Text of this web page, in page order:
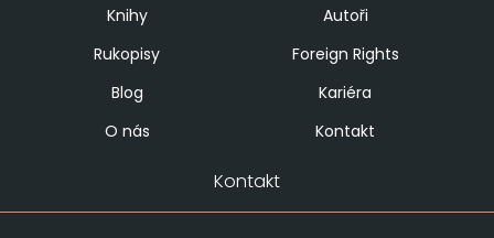
Knihy
Autoři
Rukopisy
Foreign Rights
Blog
Kariéra
O nás
Kontakt
Kontakt